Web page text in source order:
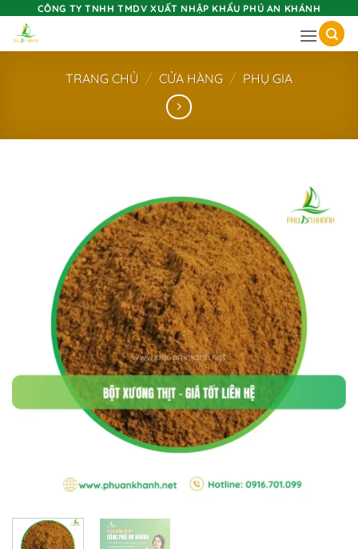
content
CÔNG TY TNHH TMDV XUẤT NHẬP KHẨU PHÚ AN KHÁNH
TRANG CHỦ / CỬA HÀNG / PHỤ GIA